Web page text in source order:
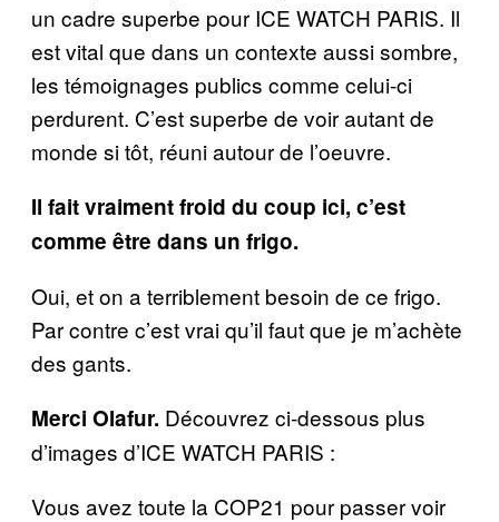
un cadre superbe pour ICE WATCH PARIS. Il
est vital que dans un contexte aussi sombre,
les témoignages publics comme celui-ci
perdurent. C’est superbe de voir autant de
monde si tôt, réuni autour de l’oeuvre.
Il fait vraiment froid du coup ici, c’est
comme être dans un frigo.
Oui, et on a terriblement besoin de ce frigo.
Par contre c’est vrai qu’il faut que je m’achète
des gants.
Merci Olafur. Découvrez ci-dessous plus
d’images d’ICE WATCH PARIS :
Vous avez toute la COP21 pour passer voir